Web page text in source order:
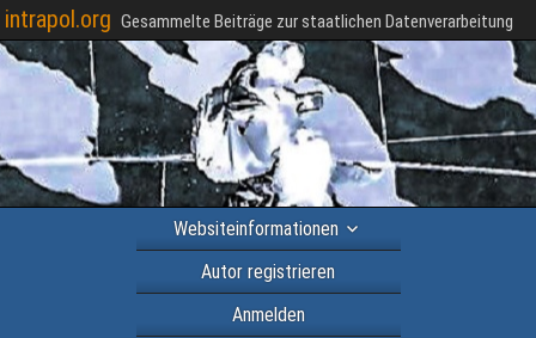
intrapol.org Gesammelte Beiträge zur staatlichen Datenverarbeitung
Websiteinformationen
Autor registrieren
Anmelden